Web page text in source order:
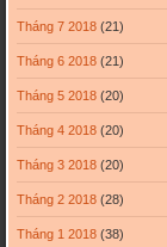
Tháng 7 2018(21)
Tháng 6 2018(21)
Tháng 5 2018(20)
Tháng 4 2018(20)
Tháng 3 2018(20)
Tháng 2 2018(28)
Tháng 1 2018(38)